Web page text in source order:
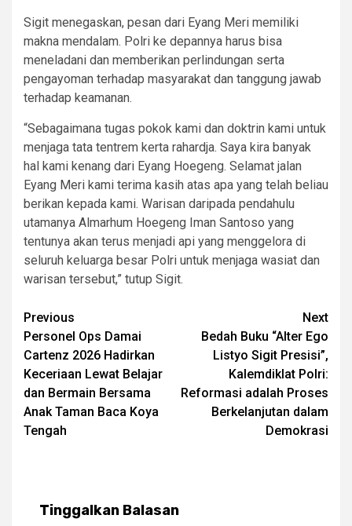
Sigit menegaskan, pesan dari Eyang Meri memiliki
makna mendalam. Polri ke depannya harus bisa
meneladani dan memberikan perlindungan serta
pengayoman terhadap masyarakat dan tanggung jawab
terhadap keamanan.
“Sebagaimana tugas pokok kami dan doktrin kami untuk
menjaga tata tentrem kerta rahardja. Saya kira banyak
hal kami kenang dari Eyang Hoegeng. Selamat jalan
Eyang Meri kami terima kasih atas apa yang telah beliau
berikan kepada kami. Warisan daripada pendahulu
utamanya Almarhum Hoegeng Iman Santoso yang
tentunya akan terus menjadi api yang menggelora di
seluruh keluarga besar Polri untuk menjaga wasiat dan
warisan tersebut,” tutup Sigit.
Post
navigation
Previous
Personel Ops Damai
Cartenz 2026 Hadirkan
Keceriaan Lewat Belajar
dan Bermain Bersama
Anak Taman Baca Koya
Tengah
Next
Bedah Buku “Alter Ego
Listyo Sigit Presisi”,
Kalemdiklat Polri:
Reformasi adalah Proses
Berkelanjutan dalam
Demokrasi
Tinggalkan Balasan